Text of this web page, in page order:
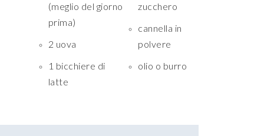
(meglio del giorno
prima)
2 uova
1 bicchiere di
latte
zucchero
cannella in
polvere
olio o burro